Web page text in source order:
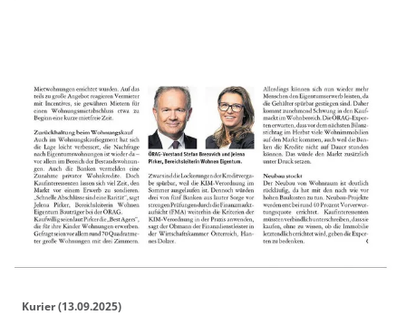
Kurier (13.09.2025)